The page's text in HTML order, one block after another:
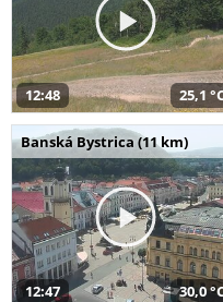
12:48 25,1
Banská Bystrica (11 km)
12:47 30,0